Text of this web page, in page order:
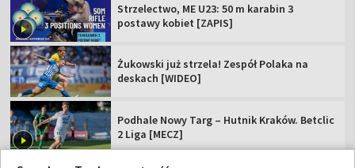
Strzelectwo, ME U23: 50 m karabin 3
postawy kobiet [ZAPIS]
Żukowski już strzela! Zespół Polaka na
deskach [WIDEO]
Podhale Nowy Targ – Hutnik Kraków. Betclic
2 Liga [MECZ]